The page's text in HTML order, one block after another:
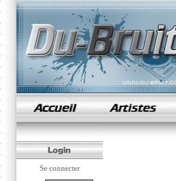
samples de rap
Se connecter